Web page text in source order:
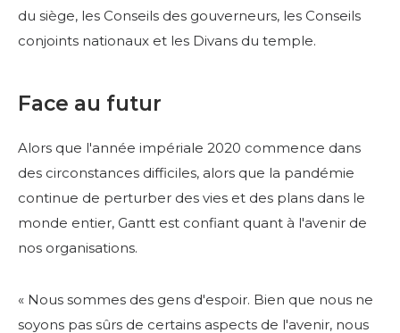
du siège, les Conseils des gouverneurs, les Conseils
conjoints nationaux et les Divans du temple.
Face au futur
Alors que l'année impériale 2020 commence dans
des circonstances difficiles, alors que la pandémie
continue de perturber des vies et des plans dans le
monde entier, Gantt est confiant quant à l'avenir de
nos organisations.
« Nous sommes des gens d'espoir. Bien que nous ne
soyons pas sûrs de certains aspects de l'avenir, nous